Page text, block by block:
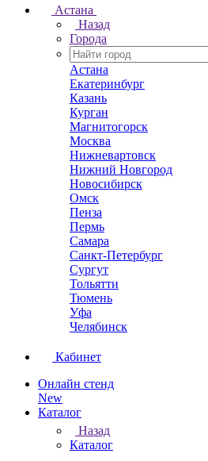
Астана
Назад
Города
Астана
Екатеринбург
Казань
Курган
Магнитогорск
Москва
Нижневартовск
Нижний Новгород
Новосибирск
Омск
Пенза
Пермь
Самара
Санкт-Петербург
Сургут
Тольятти
Тюмень
Уфа
Челябинск
Кабинет
Онлайн стенд
New
Каталог
Назад
Каталог